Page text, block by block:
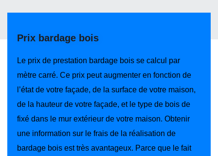
Prix bardage bois
Le prix de prestation bardage bois se calcul par
mètre carré. Ce prix peut augmenter en fonction de
l’état de votre façade, de la surface de votre maison,
de la hauteur de votre façade, et le type de bois de
fixé dans le mur extérieur de votre maison. Obtenir
une information sur le frais de la réalisation de
bardage bois est très avantageux. Parce que le fait